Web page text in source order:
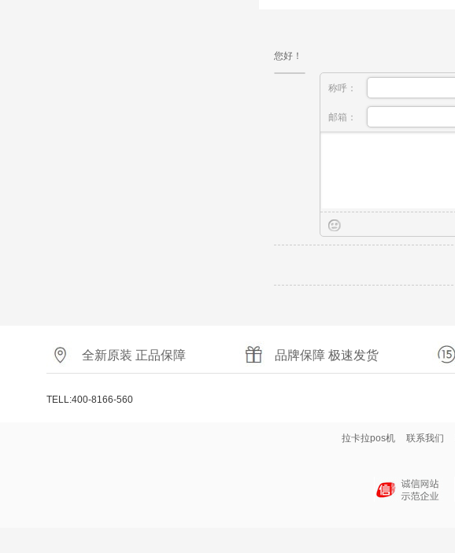
您好！
称呼：
邮箱：
全新原装 正品保障 品牌保障 极速发货
TELL:400-8166-560
拉卡拉pos机 联系我们